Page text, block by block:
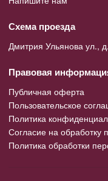
Схема проезда
Дмитрия Ульянова ул.,
Правовая
Публичная оферта
Пользовательское
Политика
Согласие на обработку
Политика обработки